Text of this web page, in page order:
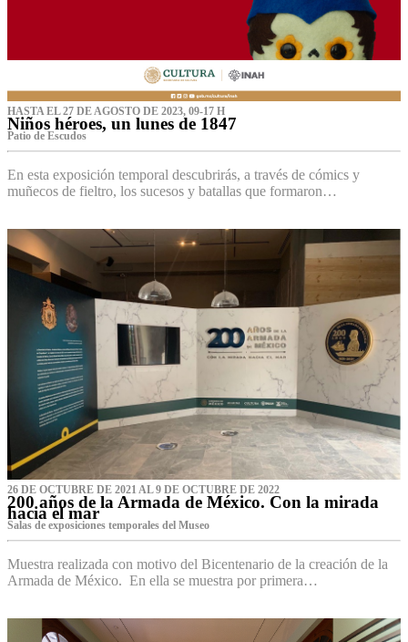
HASTA EL 27 DE AGOSTO DE 2023, 09-17 H
Niños héroes, un lunes de 1847
Patio de Escudos
En esta exposición temporal descubrirás, a través de cómics y
muñecos de fieltro, los sucesos y batallas que formaron…
26 DE OCTUBRE DE 2021 AL 9 DE OCTUBRE DE 2022
200 años de la Armada de México. Con la mirada
hacia el mar
Salas de exposiciones temporales del Museo‌
Muestra realizada con motivo del Bicentenario de la creación de la
Armada de México. En ella se muestra por primera…